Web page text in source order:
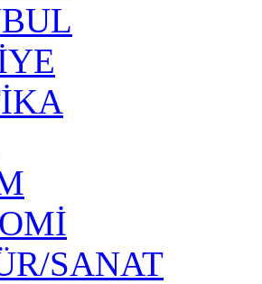
SANAT